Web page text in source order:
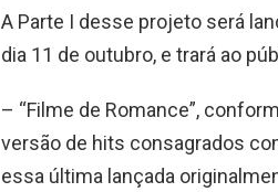
A Parte I desse projeto será
dia 11 de outubro, e trará ao
– “Filme de Romance”,
versão de hits consagrados
essa última lançada